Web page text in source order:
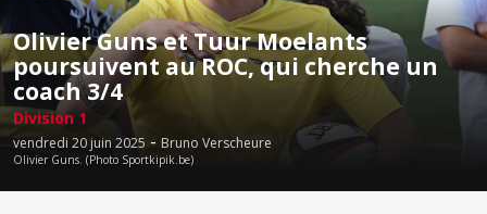
Olivier Guns et Tuur Moelants
poursuivent au ROC, qui cherche un
coach 3/4
Division 1
vendredi 20 juin 2025 - Bruno Verscheure
Olivier Guns. (Photo Sportkipik.be)